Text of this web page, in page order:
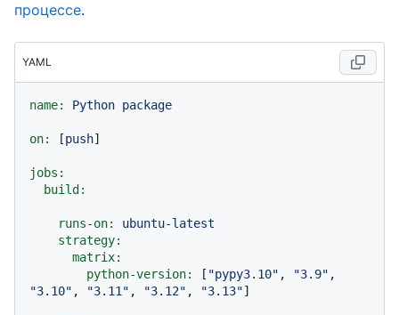
процессе.
YAML
name: Python package
on: [push]
jobs:
build:
runs-on:
ubuntu-latest
strategy:
matrix:
python-version:
[ "pypy3.10" , "3.9"
"3.10" , "3.11" , "3.12" , "3.13"]